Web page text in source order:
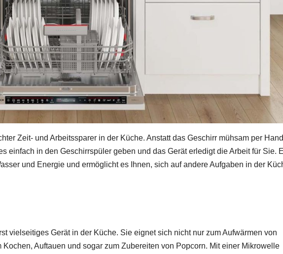
Zeit- und Arbeitssparer in der Küche. Anstatt das Geschirr mühsam per Hand
einfach in den Geschirrspüler geben und das Gerät erledigt die Arbeit für Sie.
und Energie und ermöglicht es Ihnen, sich auf andere Aufgaben in der
vielseitiges Gerät in der Küche. Sie eignet sich nicht nur zum Aufwärmen von
Kochen, Auftauen und sogar zum Zubereiten von Popcorn. Mit einer Mikrowelle